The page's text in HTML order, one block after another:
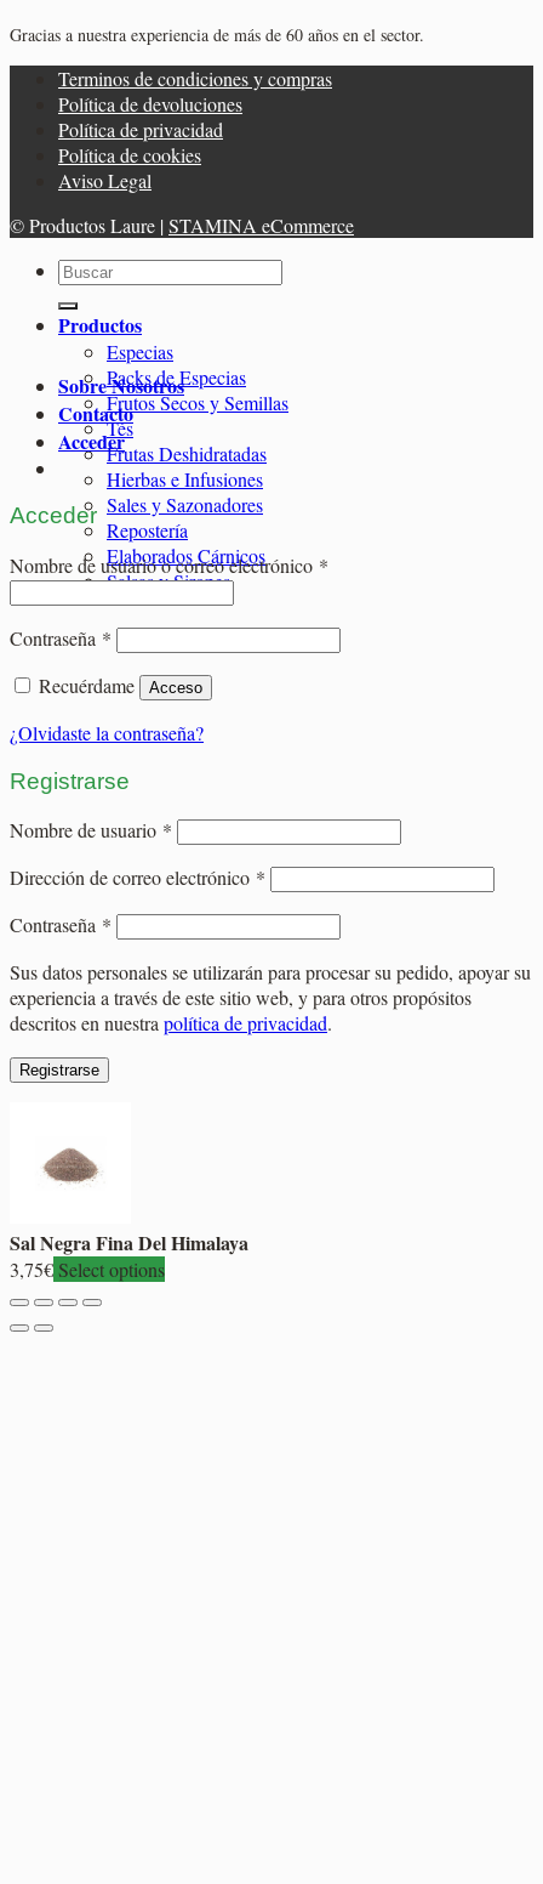
Gracias a nuestra experiencia de más de 60 años en el sector.
Terminos de condiciones y compras
Política de devoluciones
Política de privacidad
Política de cookies
Aviso Legal
© Productos Laure |STAMINA eCommerce
Buscar
por:
Productos
Especias
Packs de Especias
Frutos Secos y Semillas
Tés
Frutas Deshidratadas
Hierbas e Infusiones
Sales y Sazonadores
Repostería
Elaborados Cárnicos
Salsas y Siropes
Sobre Nosotros
Contacto
Acceder
Acceder
Nombre de usuario o correo electrónico *
Contraseña * Obligatorio
Recuérdame
Acceso
¿Olvidaste la contraseña?
Registrarse
Nombre de usuario * Obligatorio
Dirección de correo electrónico * Obligatorio
Contraseña * Obligatorio
Sus datos personales se utilizarán para procesar su pedido, apoyar su
experiencia a través de este sitio web, y para otros propósitos
descritos en nuestrapolítica de privacidad.
Registrarse
Sal Negra Fina Del Himalaya
3,75€ Select options